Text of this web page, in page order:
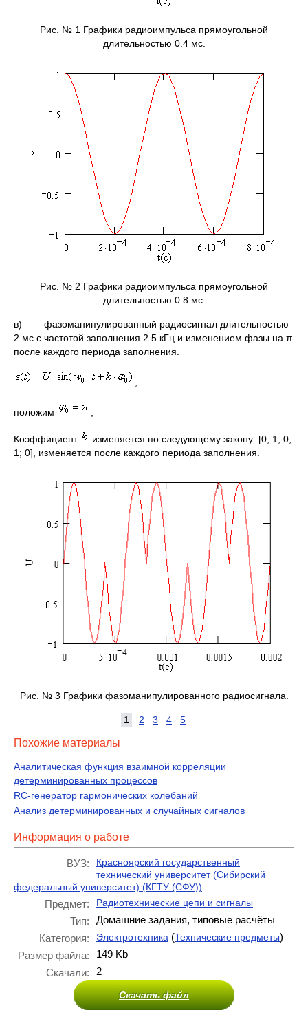
Рис. № 1 Графики радиоимпульса прямоугольной
длительностью 0.4 мс.
Рис. № 2 Графики радиоимпульса прямоугольной
длительностью 0.8 мс.
в) фазоманипулированный радиосигнал длительностью
2 мс с частотой заполнения 2.5 кГц и изменением фазы на π
после каждого периода заполнения.
положим
Коэффициент
изменяется по следующему закону: [0; 1; 0;
1; 0], изменяется после каждого периода заполнения.
Рис. № 3 Графики фазоманипулированного радиосигнала.
1 2 3 4 5
Похожие материалы
Аналитическая функция взаимной корреляции
детерминированных процессов
RС-генератор гармонических колебаний
Анализ детерминированных и случайных сигналов
Информация о работе
ВУЗ:
Красноярский государственный
технический университет (Сибирский
федеральный университет) (КГТУ (СФУ))
Предмет: Радиотехнические цепи и сигналы
Тип:
Домашние задания, типовые расчёты
Категория:
Электротехника (Технические предметы)
Размер файла:
149 Kb
Скачали:
2
Скачать файл